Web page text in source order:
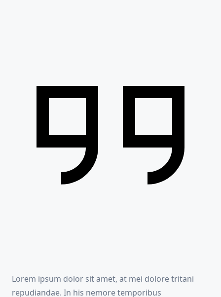
Lorem ipsum dolor sit amet, at mei dolore tritani
repudiandae. In his nemore temporibus